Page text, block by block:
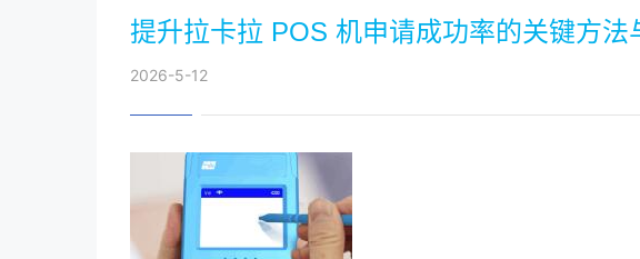
提升拉卡拉 POS 机申请成功率的关键方法
2026-5-12